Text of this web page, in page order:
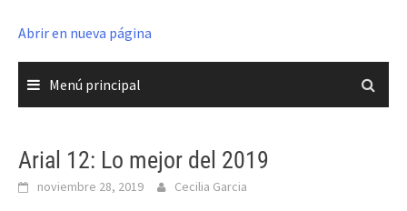
Abrir en nueva página
Menú principal
Arial 12: Lo mejor del 2019
noviembre 28, 2019 Cecilia Garcia